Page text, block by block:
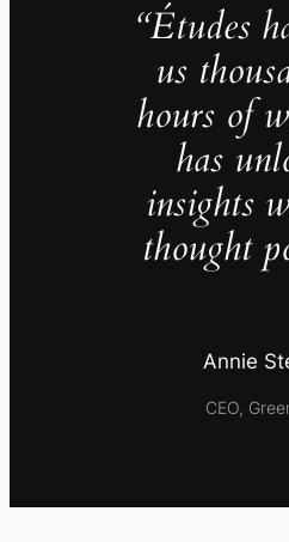
“Études
us
hours of
has
insights
thought
Annie
CEO,